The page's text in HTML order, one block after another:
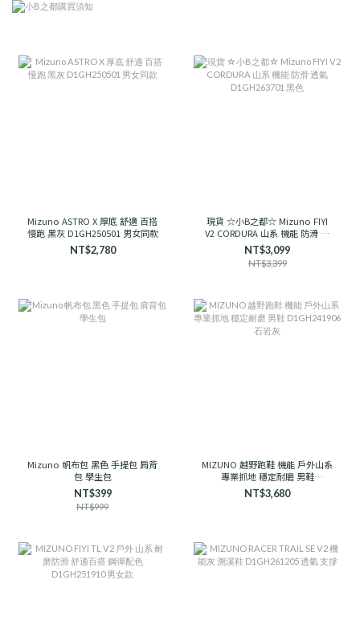
Mizuno ASTRO X 厚底 舒適 百搭
慢跑 黑灰 D1GH250501 男女同款
NT$2,780
現貨 ☆小B之都☆ Mizuno FIYI
V2 CORDURA 山系 機能 防滑 透
氣 D1GH263701 黑色
NT$3,099
NT$3,399
Mizuno 帆布包 黑色 手提包 肩背
包 學生包
NT$399
NT$999
MIZUNO 越野跑鞋 機能 戶外山系
專業抓地 穩定耐磨 男鞋
D1GH241906 石岩灰
NT$3,680